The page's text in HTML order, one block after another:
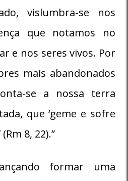
vislumbra-se nos
que notamos no
e nos seres vivos. Por
mais abandonados
se a nossa terra
que ‘geme e sofre
8, 22).”
formar uma